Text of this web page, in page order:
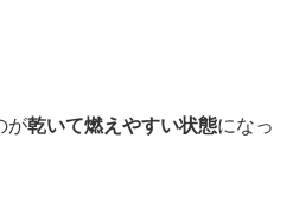
が乾いて燃えやすい状態になっ